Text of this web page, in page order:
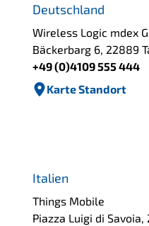
Deutschland
Wireless Logic mdex
Bäckerbarg 6, 22889
+49 (0)4109 555 444
Karte Standort
Italien
Things Mobile
Piazza Luigi di